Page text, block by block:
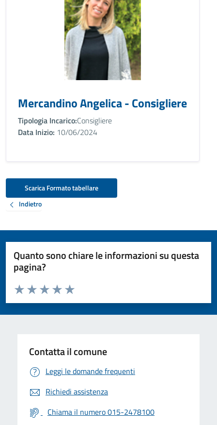
Mercandino Angelica - Consigliere
Tipologia Incarico:Consigliere
Data Inizio: 10/06/2024
Scarica Formato tabellare
Indietro
Quanto sono chiare le informazioni su questa
pagina?
Valuta da 1 a 5 stelle la pagina
Valuta 5 stelle su 5
Valuta 4 stelle su 5
Valuta 3 stelle su 5
Valuta 2 stelle su 5
Valuta 1 stelle su 5
Contatta il comune
Leggi le domande frequenti
Richiedi assistenza
Chiama il numero 015-2478100